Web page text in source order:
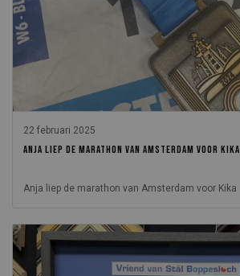
22 februari 2025
ANJA LIEP DE MARATHON VAN AMSTERDAM VOOR KIKA
Anja liep de marathon van Amsterdam voor Kika